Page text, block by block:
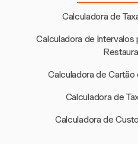
Calculadora de
Calculadora de Intervalos
Calculadora de
Calculadora de
Calculadora de